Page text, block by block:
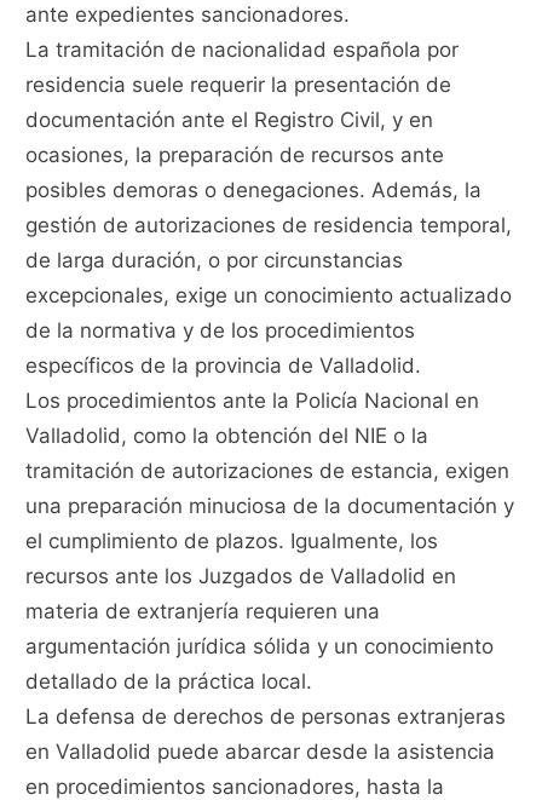
ante expedientes sancionadores.
La tramitación de nacionalidad española por
residencia suele requerir la presentación de
documentación ante el Registro Civil, y en
ocasiones, la preparación de recursos ante
posibles demoras o denegaciones. Además, la
gestión de autorizaciones de residencia temporal,
de larga duración, o por circunstancias
excepcionales, exige un conocimiento actualizado
de la normativa y de los procedimientos
específicos de la provincia de Valladolid.
Los procedimientos ante la Policía Nacional en
Valladolid, como la obtención del NIE o la
tramitación de autorizaciones de estancia, exigen
una preparación minuciosa de la documentación y
el cumplimiento de plazos. Igualmente, los
recursos ante los Juzgados de Valladolid en
materia de extranjería requieren una
argumentación jurídica sólida y un conocimiento
detallado de la práctica local.
La defensa de derechos de personas extranjeras
en Valladolid puede abarcar desde la asistencia
en procedimientos sancionadores, hasta la